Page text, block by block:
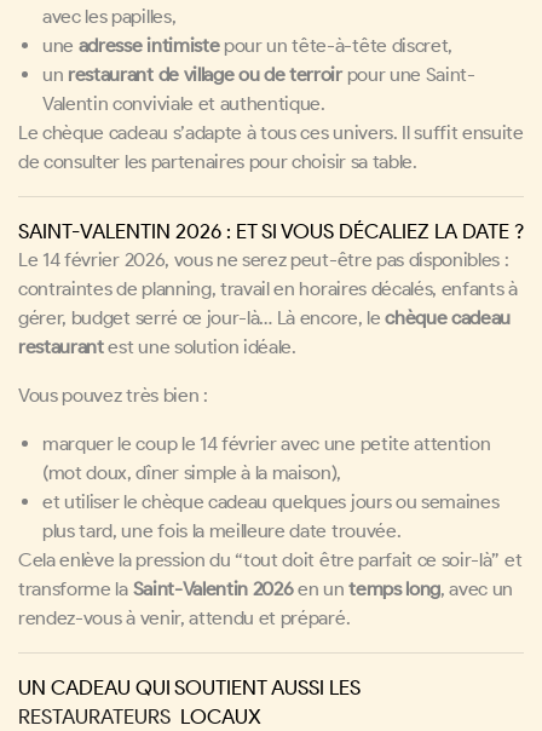
avec les papilles,
une adresse intimistepour un tête-à-tête discret,
un restaurant de village ou de terroirpour une Saint-
Valentin conviviale et authentique.
Le chèque cadeau s’adapte à tous ces univers. Il suffit ensuite
de consulter les partenaires pour choisir sa table.
SAINT-VALENTIN 2026 : ET SI VOUS DÉCALIEZ LA DATE ?
Le 14 février 2026, vous ne serez peut-être pas disponibles :
contraintes de planning, travail en horaires décalés, enfants à
gérer, budget serré ce jour-là… Là encore, lechèque cadeau
restaurantest une solution idéale.
Vous pouvez très bien :
marquer le coup le 14 février avec une petite attention
(mot doux, dîner simple à la maison),
et utiliser le chèque cadeau quelques jours ou semaines
plus tard, une fois la meilleure date trouvée.
Cela enlève la pression du “tout doit être parfait ce soir-là” et
transforme la Saint-Valentin 2026en untemps long, avec un
rendez-vous à venir, attendu et préparé.
UN CADEAU QUI SOUTIENT AUSSI LES
RESTAURATEURS LOCAUX